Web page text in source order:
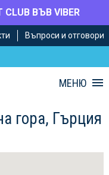
ВЪВ VIBER
Въпроси и отговори
МЕНЮ
гора, Гърция